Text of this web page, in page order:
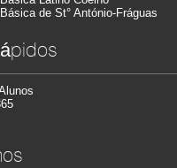
de St° António-Fráguas